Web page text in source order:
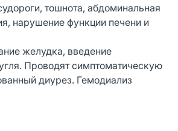
тошнота, абдоминальная
нарушение функции печени и
желудка, введение
Проводят симптоматическую
диурез. Гемодиализ